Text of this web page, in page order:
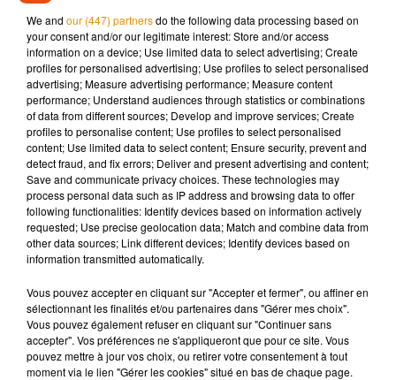
Ces nouveaux épisodes seront disponibles le 18 juin
prochain, juste après la diffusion dequatre nouveaux
épisodes inédits, baptisésÉlite: Histoires courtes, à
découvrir du 14 au 17 juin sur Netflix.
We and our (447) partnersdo the following data processing based on
your consent and/or our legitimate interest: Store and/or access
information on a device; Use limited data to select advertising; Create
profiles for personalised advertising; Use profiles to select personalised
advertising; Measure advertising performance; Measure content
performance; Understand audiences through statistics or combinations
of data from different sources; Develop and improve services; Create
profiles to personalise content; Use profiles to select personalised
content; Use limited data to select content; Ensure security, prevent and
detect fraud, and fix errors; Deliver and present advertising and content;
Save and communicate privacy choices. These technologies may
process personal data such as IP address and browsing data to offer
following functionalities: Identify devices based on information actively
requested; Use precise geolocation data; Match and combine data from
other data sources; Link different devices; Identify devices based on
information transmitted automatically.
Vous pouvez accepter en cliquant sur "Accepter et fermer", ou affiner en
sélectionnant les finalités et/ou partenaires dans "Gérer mes choix".
Vous pouvez également refuser en cliquant sur "Continuer sans
accepter". Vos préférences ne s'appliqueront que pour ce site. Vous
pouvez mettre à jour vos choix, ou retirer votre consentement à tout
moment via le lien "Gérer les cookies" situé en bas de chaque page.